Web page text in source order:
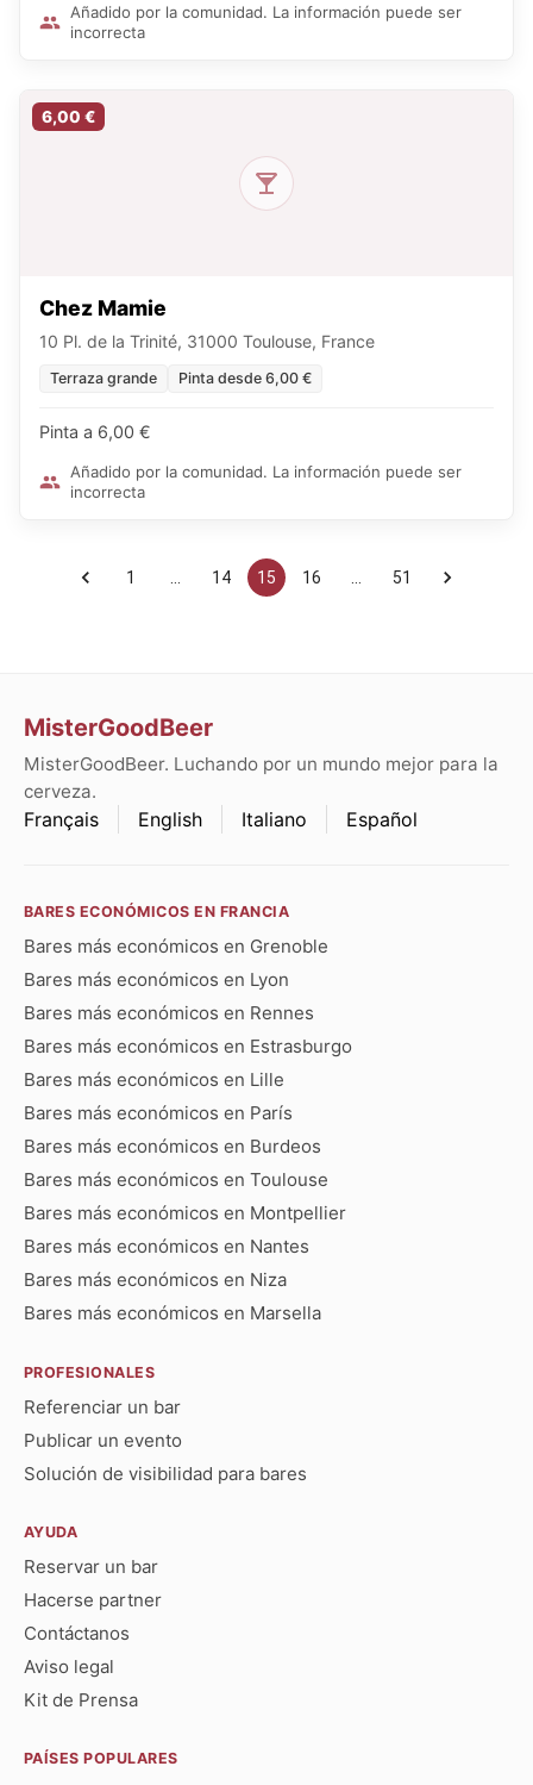
Añadido por la comunidad. La información puede ser
incorrecta
6,00 €
Chez Mamie
10 Pl. de la Trinité, 31000 Toulouse, France
Terraza grande Pinta desde 6,00 €
Pinta a 6,00 €
Añadido por la comunidad. La información puede ser
incorrecta
1 14 15 16 51
MisterGoodBeer
MisterGoodBeer. Luchando por un mundo mejor para la
cerveza.
Français English Italiano Español
BARES ECONÓMICOS EN FRANCIA
Bares más económicos en Grenoble
Bares más económicos en Lyon
Bares más económicos en Rennes
Bares más económicos en Estrasburgo
Bares más económicos en Lille
Bares más económicos en París
Bares más económicos en Burdeos
Bares más económicos en Toulouse
Bares más económicos en Montpellier
Bares más económicos en Nantes
Bares más económicos en Niza
Bares más económicos en Marsella
PROFESIONALES
Referenciar un bar
Publicar un evento
Solución de visibilidad para bares
AYUDA
Reservar un bar
Hacerse partner
Contáctanos
Aviso legal
Kit de Prensa
PAÍSES POPULARES